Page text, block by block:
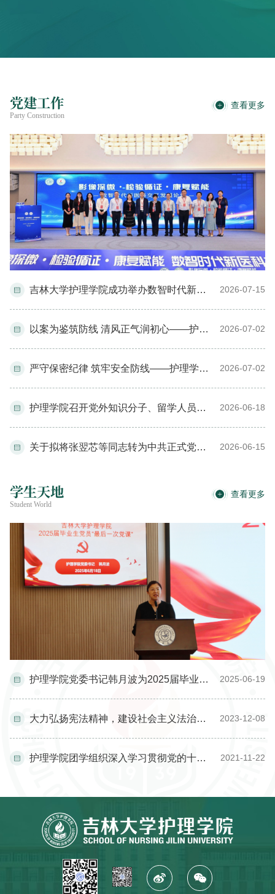
党建工作
Party Construction
查看更多
2026-07-15
吉林大学护理学院成功举办数智时代新医科交叉发展论坛
2026-07-02
以案为鉴筑防线 清风正气润初心——护理学院组织师生参观吉林省廉政教育基地
2026-07-02
严守保密纪律 筑牢安全防线——护理学院组织开展保密教育专题实践活动
2026-06-18
护理学院召开党外知识分子、留学人员座谈会
2026-06-15
关于拟将张翌芯等同志转为中共正式党员的公示
学生天地
Student World
查看更多
2025-06-19
护理学院党委书记韩月波为2025届毕业生党员讲授毕业前的“最后一次党课”
2023-12-08
大力弘扬宪法精神，建设社会主义法治文化——护理学院开展“宪法活动周”系列活动
2021-11-22
护理学院团学组织深入学习贯彻党的十九届六中全会精神